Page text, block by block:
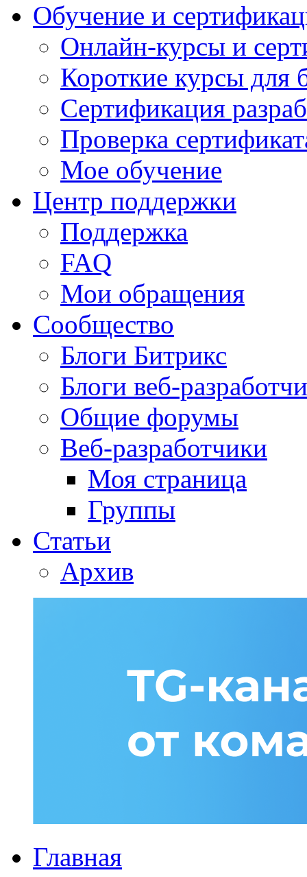
Обучение и
Онлайн-курсы и
Короткие курсы для
Сертификация
Проверка
Мое обучение
Центр поддержки
Поддержка
FAQ
Мои обращения
Сообщество
Блоги Битрикс
Блоги веб-
Общие форумы
Веб-разработчики
Моя страница
Группы
Статьи
Архив
Главная